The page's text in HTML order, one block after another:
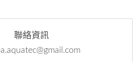
聯絡資訊